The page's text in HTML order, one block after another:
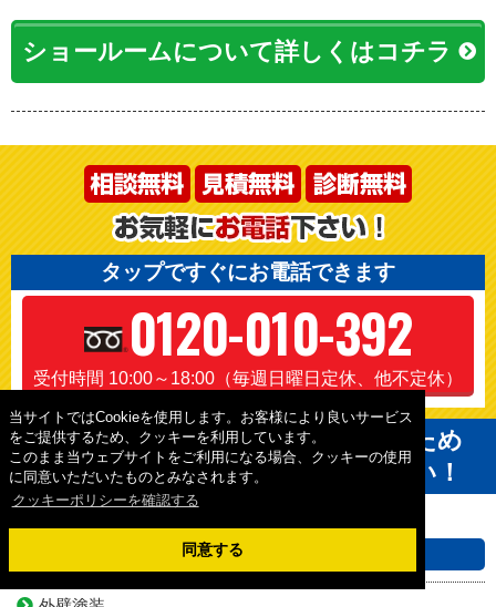
当サイトではCookieを使用します。お客様により良いサービス
をご提供するため、クッキーを利用しています。
このまま当ウェブサイトをご利用になる場合、クッキーの使用
に同意いただいたものとみなされます。
クッキーポリシーを確認する
同意する
ショールームについて詳しくはコチラ
タップですぐにお電話できます
0120-010-392
受付時間 10:00～18:00（毎週日曜日定休、他不定休）
絶対に損はさせません！後悔しないため
にも他社と見積りを比較してください！
施工内容から選ぶ